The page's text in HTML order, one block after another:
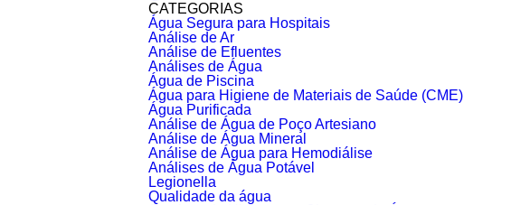
CATEGORIAS
Água Segura para Hospitais
Análise de Ar
Análise de Efluentes
Análises de Água
Água de Piscina
Água para Higiene de Materiais de Saúde (CME)
Água Purificada
Análise de Água de Poço Artesiano
Análise de Água Mineral
Análise de Água para Hemodiálise
Análises de Água Potável
Legionella
Qualidade da água